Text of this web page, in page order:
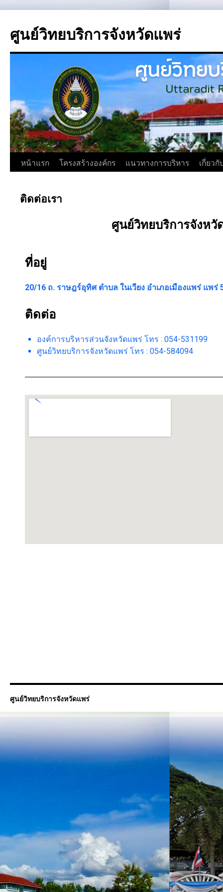
ศูนย์วิทยบริการจังหวัดแพร่
หน้าแรก โครงสร้างองค์กร แนวทางการบริหาร เกี่ยวกั
ติดต่อเรา
ศูนย์วิทยบริการจังหวั
ที่อยู่
20/16 ถ. ราษฎร์อุทิศ ตำบล ในเวียง อำเภอเมืองแพร่ แพร่
ติดต่อ
องค์การบริหารส่วนจังหวัดแพร่ โทร : 054-531199
ศูนย์วิทยบริการจังหวัดแพร่ โทร : 054-584094
ศูนย์วิทยบริการจังหวัดแพร่